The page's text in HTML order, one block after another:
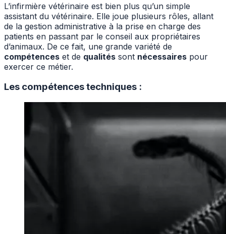
L’infirmière vétérinaire est bien plus qu’un simple
assistant du vétérinaire. Elle joue plusieurs rôles, allant
de la gestion administrative à la prise en charge des
patients en passant par le conseil aux propriétaires
d’animaux. De ce fait, une grande variété de
compétences et de qualités sont nécessaires pour
exercer ce métier.
Les compétences techniques :